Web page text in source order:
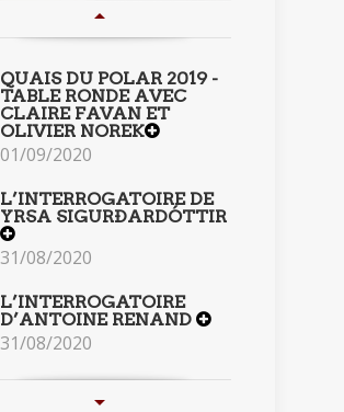
QUAIS DU POLAR 2019 -
TABLE RONDE AVEC
CLAIRE FAVAN ET
OLIVIER NOREK
01/09/2020
L’INTERROGATOIRE DE
YRSA SIGURÐARDÓTTIR
31/08/2020
L’INTERROGATOIRE
D’ANTOINE RENAND
31/08/2020